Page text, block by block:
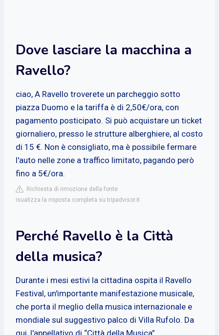
Dove lasciare la macchina a
Ravello?
ciao, A Ravello troverete un parcheggio sotto
piazza Duomo e la tariffa è di 2,50€/ora, con
pagamento posticipato. Si può acquistare un ticket
giornaliero, presso le strutture alberghiere, al costo
di 15 €. Non è consigliato, ma è possibile fermare
l'auto nelle zone a traffico limitato, pagando però
fino a 5€/ora.
Richiesta di rimozione della fonte
isualizza la risposta completa su tripadvisor.it
Perché Ravello è la Città
della musica?
Durante i mesi estivi la cittadina ospita il Ravello
Festival, un'importante manifestazione musicale,
che porta il meglio della musica internazionale e
mondiale sul suggestivo palco di Villa Rufolo. Da
qui, l'appellativo di “Città della Musica”.